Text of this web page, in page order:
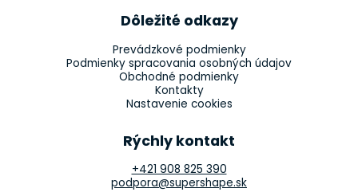
Dôležité odkazy
Prevádzkové podmienky
Podmienky spracovania osobných údajov
Obchodné podmienky
Kontakty
Nastavenie cookies
Rýchly kontakt
+421 908 825 390
podpora@supershape.sk